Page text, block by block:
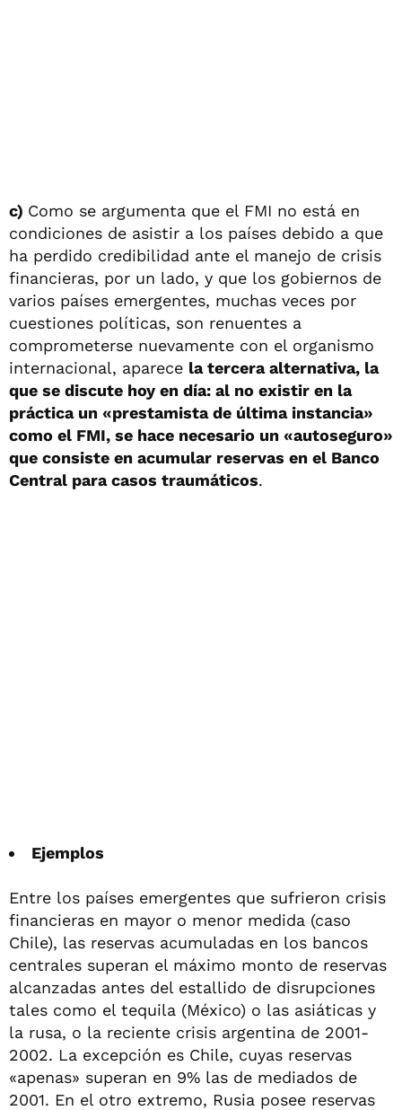
c) Como se argumenta que el FMI no está en
condiciones de asistir a los países debido a que
ha perdido credibilidad ante el manejo de crisis
financieras, por un lado, y que los gobiernos de
varios países emergentes, muchas veces por
cuestiones políticas, son renuentes a
comprometerse nuevamente con el organismo
internacional, aparece la tercera alternativa, la
que se discute hoy en día: al no existir en la
práctica un «prestamista de última instancia»
como el FMI, se hace necesario un «autoseguro»
que consiste en acumular reservas en el Banco
Central para casos traumáticos.
Ejemplos
Entre los países emergentes que sufrieron crisis
financieras en mayor o menor medida (caso
Chile), las reservas acumuladas en los bancos
centrales superan el máximo monto de reservas
alcanzadas antes del estallido de disrupciones
tales como el tequila (México) o las asiáticas y
la rusa, o la reciente crisis argentina de 2001-
2002. La excepción es Chile, cuyas reservas
«apenas» superan en 9% las de mediados de
2001. En el otro extremo, Rusia posee reservas